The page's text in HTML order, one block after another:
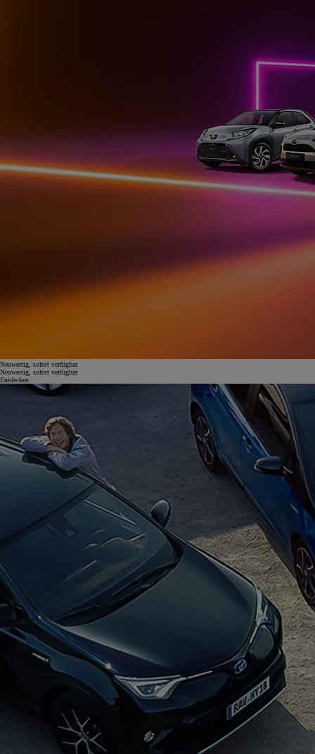
Neuwertig, sofort verfügbar
Neuwertig, sofort verfügbar
Entdecken